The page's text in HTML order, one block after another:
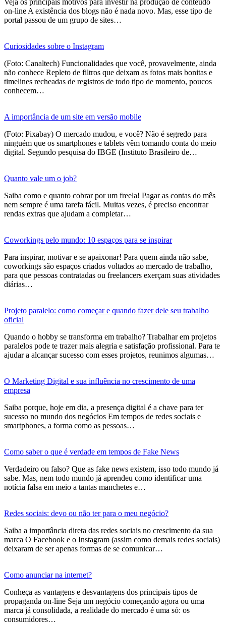
Veja os principais motivos para investir na produção de conteúdo
on-line A existência dos blogs não é nada novo. Mas, esse tipo de
portal passou de um grupo de sites…
Curiosidades sobre o Instagram
(Foto: Canaltech) Funcionalidades que você, provavelmente, ainda
não conhece Repleto de filtros que deixam as fotos mais bonitas e
timelines recheadas de registros de todo tipo de momento, poucos
conhecem…
A importância de um site em versão mobile
(Foto: Pixabay) O mercado mudou, e você? Não é segredo para
ninguém que os smartphones e tablets vêm tomando conta do meio
digital. Segundo pesquisa do IBGE (Instituto Brasileiro de…
Quanto vale um o job?
Saiba como e quanto cobrar por um freela! Pagar as contas do mês
nem sempre é uma tarefa fácil. Muitas vezes, é preciso encontrar
rendas extras que ajudam a completar…
Coworkings pelo mundo: 10 espaços para se inspirar
Para inspirar, motivar e se apaixonar! Para quem ainda não sabe,
coworkings são espaços criados voltados ao mercado de trabalho,
para que pessoas contratadas ou freelancers exerçam suas atividades
diárias…
Projeto paralelo: como começar e quando fazer dele seu trabalho
oficial
Quando o hobby se transforma em trabalho? Trabalhar em projetos
paralelos pode te trazer mais alegria e satisfação profissional. Para te
ajudar a alcançar sucesso com esses projetos, reunimos algumas…
O Marketing Digital e sua influência no crescimento de uma
empresa
Saiba porque, hoje em dia, a presença digital é a chave para ter
sucesso no mundo dos negócios Em tempos de redes sociais e
smartphones, a forma como as pessoas…
Como saber o que é verdade em tempos de Fake News
Verdadeiro ou falso? Que as fake news existem, isso todo mundo já
sabe. Mas, nem todo mundo já aprendeu como identificar uma
notícia falsa em meio a tantas manchetes e…
Redes sociais: devo ou não ter para o meu negócio?
Saiba a importância direta das redes sociais no crescimento da sua
marca O Facebook e o Instagram (assim como demais redes sociais)
deixaram de ser apenas formas de se comunicar…
Como anunciar na internet?
Conheça as vantagens e desvantagens dos principais tipos de
propaganda on-line Seja um negócio começando agora ou uma
marca já consolidada, a realidade do mercado é uma só: os
consumidores…